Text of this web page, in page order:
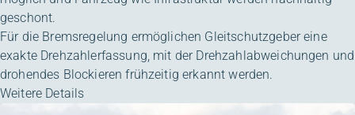
geschont.
Für die Bremsregelung ermöglichen Gleitschutzgeber eine
exakte Drehzahlerfassung, mit der Drehzahlabweichungen und
drohendes Blockieren frühzeitig erkannt werden.
Weitere Details